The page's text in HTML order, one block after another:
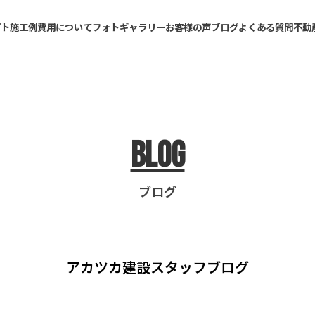
施工例費用についてフォトギャラリーお客様の声ブログよくある質問不動
Blog
ブログ
アカツカ建設スタッフブログ